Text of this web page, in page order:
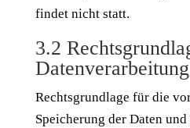
findet nicht statt.
3.2
Datenverarbeitung
Rechtsgrundlage für die
Speicherung der Daten